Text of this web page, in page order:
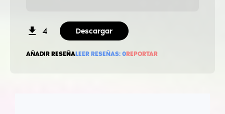
4 Descargar
AÑADIR RESEÑALEER RESEÑAS: 0REPORTAR